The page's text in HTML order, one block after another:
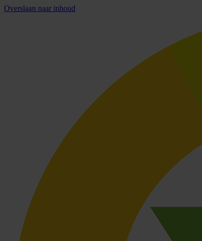
Overslaan naar inhoud